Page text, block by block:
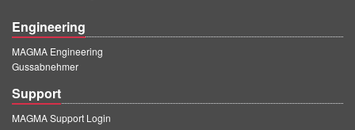
Engineering
MAGMA Engineering
Gussabnehmer
Support
MAGMA Support Login